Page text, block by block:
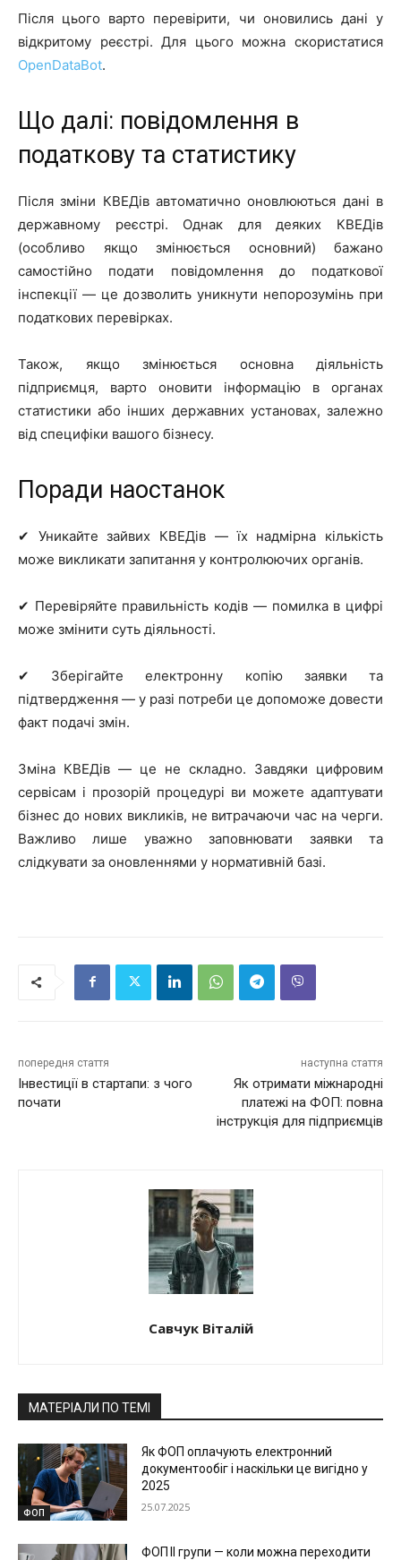
Після цього варто перевірити, чи оновились дані у
відкритому реєстрі. Для цього можна скористатися
OpenDataBot.
Що далі: повідомлення в
податкову та статистику
Після зміни КВЕДів автоматично оновлюються дані в
державному реєстрі. Однак для деяких КВЕДів
(особливо якщо змінюється основний) бажано
самостійно подати повідомлення до податкової
інспекції — це дозволить уникнути непорозумінь при
податкових перевірках.
Також, якщо змінюється основна діяльність
підприємця, варто оновити інформацію в органах
статистики або інших державних установах, залежно
від специфіки вашого бізнесу.
Поради наостанок
✔ Уникайте зайвих КВЕДів — їх надмірна кількість
може викликати запитання у контролюючих органів.
✔ Перевіряйте правильність кодів — помилка в цифрі
може змінити суть діяльності.
✔ Зберігайте електронну копію заявки та
підтвердження — у разі потреби це допоможе довести
факт подачі змін.
Зміна КВЕДів — це не складно. Завдяки цифровим
сервісам і прозорій процедурі ви можете адаптувати
бізнес до нових викликів, не витрачаючи час на черги.
Важливо лише уважно заповнювати заявки та
слідкувати за оновленнями у нормативній базі.
попередня стаття
Інвестиції в стартапи: з чого
почати
наступна стаття
Як отримати міжнародні
платежі на ФОП: повна
інструкція для підприємців
Савчук Віталій
МАТЕРІАЛИ ПО ТЕМІ
ФОП
Як ФОП оплачують електронний
документообіг і наскільки це вигідно у
2025
25.07.2025
ФОП ІІ групи — коли можна переходити